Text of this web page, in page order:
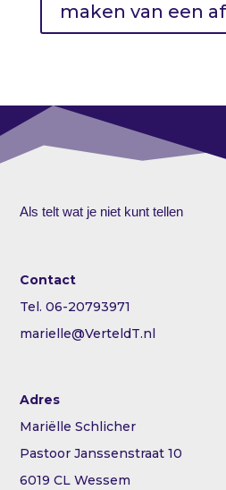
maken van een
Als telt wat je niet kunt tellen
Contact
Tel. 06-20793971
marielle@VerteldT.nl
Adres
Mariëlle Schlicher
Pastoor Janssenstraat 10
6019 CL Wessem